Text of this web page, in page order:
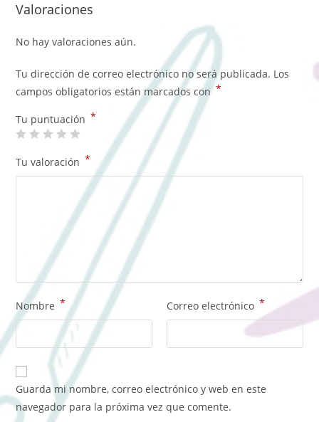
Valoraciones
No hay valoraciones aún.
Tu dirección de correo electrónico no será publicada. Los
campos obligatorios están marcados con *
Tu puntuación *
Tu valoración *
Nombre * Correo electrónico *
Guarda mi nombre, correo electrónico y web en este
navegador para la próxima vez que comente.